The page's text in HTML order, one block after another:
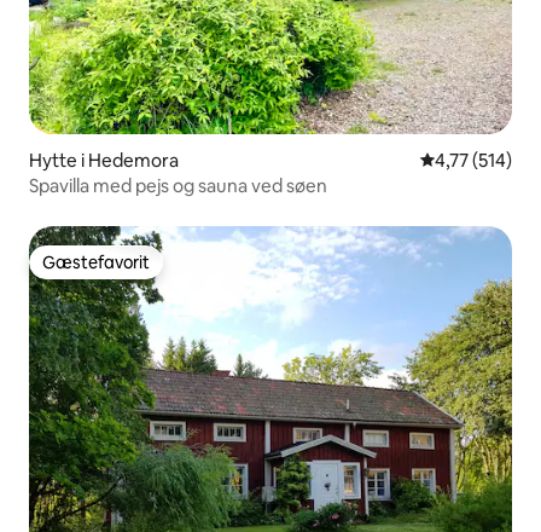
Hytte i Hedemora 4,77 ud af 5 i
4,77 (514)
Spavilla med pejs og sauna ved søen
Gæstefavorit
Gæstefavorit